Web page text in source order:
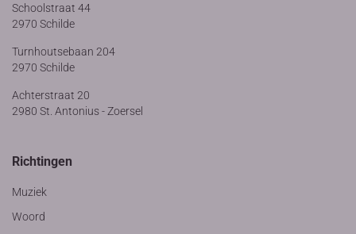
Schoolstraat 44
2970 Schilde
Turnhoutsebaan 204
2970 Schilde
Achterstraat 20
2980 St. Antonius - Zoersel
Richtingen
Muziek
Woord